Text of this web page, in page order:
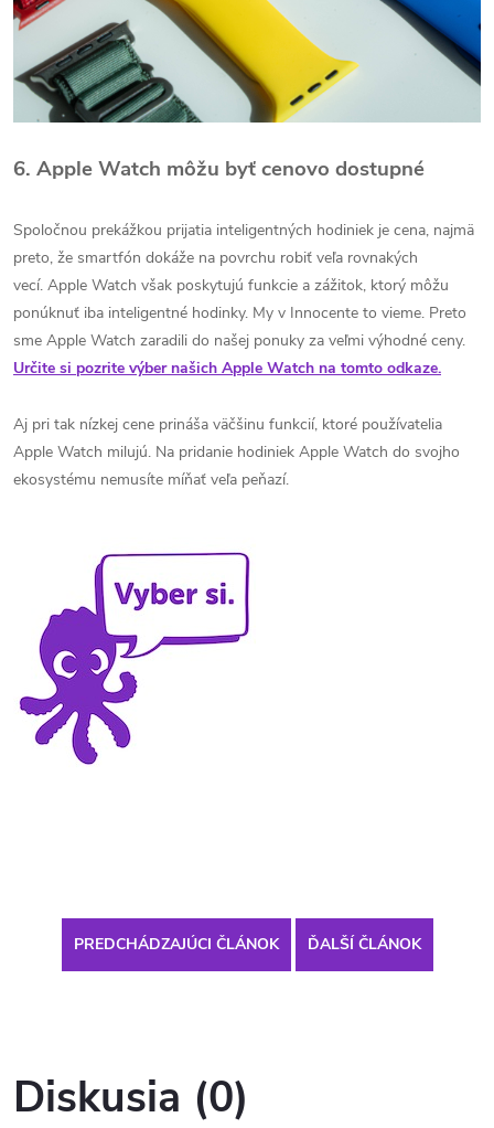
6. Apple Watch môžu byť cenovo dostupné
Spoločnou prekážkou prijatia inteligentných hodiniek je cena, najmä
preto, že smartfón dokáže na povrchu robiť veľa rovnakých
vecí. Apple Watch však poskytujú funkcie a zážitok, ktorý môžu
ponúknuť iba inteligentné hodinky. My v Innocente to vieme. Preto
sme Apple Watch zaradili do našej ponuky za veľmi výhodné ceny.
Určite si pozrite výber našich Apple Watch na tomto odkaze.
Aj pri tak nízkej cene prináša väčšinu funkcií, ktoré používatelia
Apple Watch milujú. Na pridanie hodiniek Apple Watch do svojho
ekosystému nemusíte míňať veľa peňazí.
PREDCHÁDZAJÚCI ČLÁNOK ĎALŠÍ ČLÁNOK
Diskusia (0)